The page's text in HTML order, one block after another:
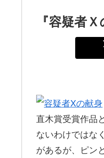
『容疑者
直木賞受賞作品
ないわけではな
があるが、ピン